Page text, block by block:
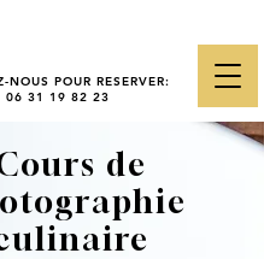
NOUS POUR RESERVER:
06 31 19 82 23
de